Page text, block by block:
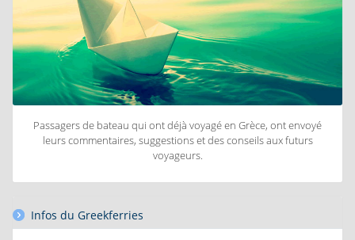
Passagers de bateau qui ont déjà voyagé en Grèce, ont envoyé
leurs commentaires, suggestions et des conseils aux futurs
voyageurs.
Infos du Greekferries